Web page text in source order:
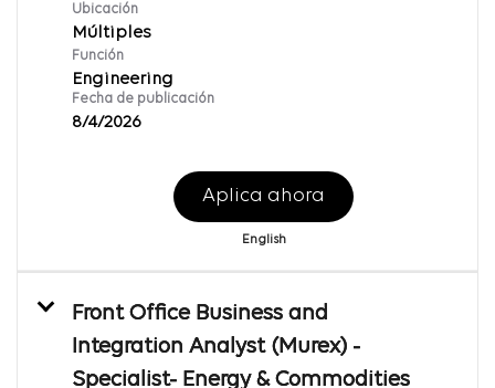
Ubicación
Múltiples
Función
Engineering
Fecha de publicación
8/4/2026
Aplica ahora
English
Front Office Business and
Integration Analyst (Murex) -
Specialist- Energy & Commodities